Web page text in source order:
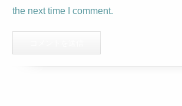
the next time I comment.